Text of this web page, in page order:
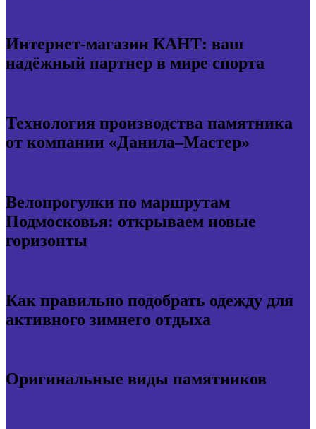
Интернет-магазин КАНТ: ваш
надёжный партнер в мире спорта
Технология производства памятника
от компании «Данила–Мастер»
Велопрогулки по маршрутам
Подмосковья: открываем новые
горизонты
Как правильно подобрать одежду для
активного зимнего отдыха
Оригинальные виды памятников